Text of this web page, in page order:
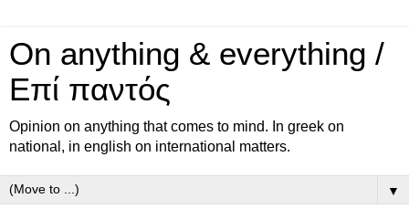
On anything & everything /
Επί παντός
Opinion on anything that comes to mind. In greek on
national, in english on international matters.
▼